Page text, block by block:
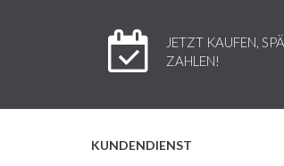
JETZT KAUFEN,
ZAHLEN!
KUNDENDIENST